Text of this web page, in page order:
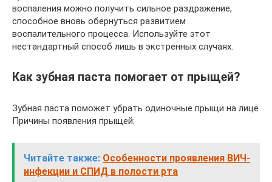
воспаления можно получить сильное раздражение,
способное вновь обернуться развитием
воспалительного процесса. Используйте этот
нестандартный способ лишь в экстренных случаях.
Как зубная паста помогает от прыщей?
Зубная паста поможет убрать одиночные прыщи на лице
Причины появления прыщей:
Читайте также: Особенности проявления ВИЧ-
инфекции и СПИД в полости рта